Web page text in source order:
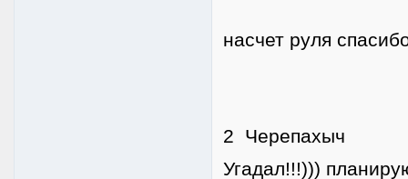
насчет руля
2 Черепахыч
Угадал!!!)))